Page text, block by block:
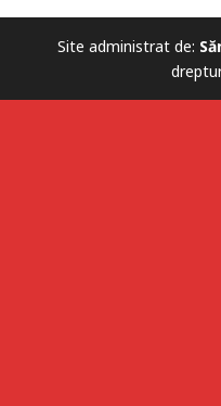
Site administrat de: